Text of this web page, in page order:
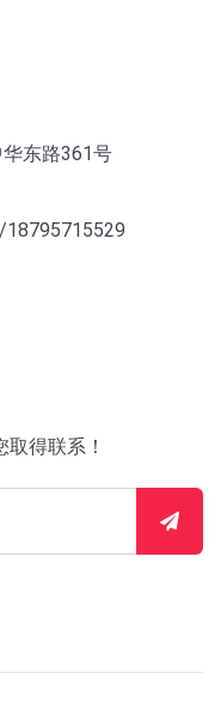
东路361号
得联系！